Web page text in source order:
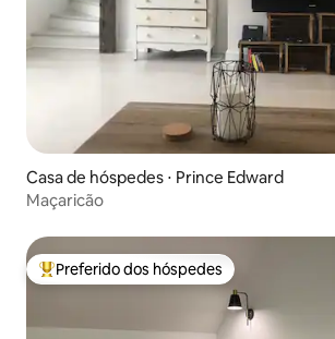
Casa de hóspedes ⋅ Prince Edward
Maçaricão
Entre os melhores preferidos dos hóspedes
Preferido dos hóspedes